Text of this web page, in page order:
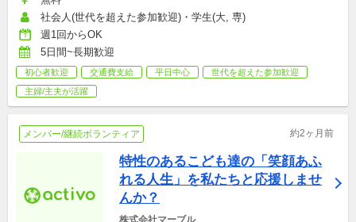
社会人(世代を超えた参加歓迎)・学生(大, 専)
週1回からOK
5日間~長期歓迎
初心者歓迎 交通費支給 平日中心
世代を超えた参加歓迎
主婦/主夫が活躍
メンバー/継続ボランティア 約2ヶ月前
特性のあるこども達の「笑顔あふ
れる人生」を私たちと応援しませ
んか？
株式会社マーブル